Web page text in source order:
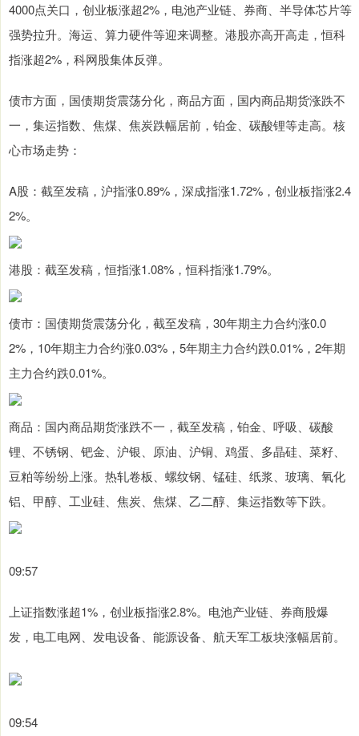
4000点关口，创业板涨超2%，电池产业链、券商、半导体芯片等
强势拉升。海运、算力硬件等迎来调整。港股亦高开高走，恒科
指涨超2%，科网股集体反弹。
债市方面，国债期货震荡分化，商品方面，国内商品期货涨跌不
一，集运指数、焦煤、焦炭跌幅居前，铂金、碳酸锂等走高。核
心市场走势：
A股：截至发稿，沪指涨0.89%，深成指涨1.72%，创业板指涨2.4
2%。
港股：截至发稿，恒指涨1.08%，恒科指涨1.79%。
债市：国债期货震荡分化，截至发稿，30年期主力合约涨0.0
2%，10年期主力合约涨0.03%，5年期主力合约跌0.01%，2年期
主力合约跌0.01%。
商品：国内商品期货涨跌不一，截至发稿，铂金、呼吸、碳酸
锂、不锈钢、钯金、沪银、原油、沪铜、鸡蛋、多晶硅、菜籽、
豆粕等纷纷上涨。热轧卷板、螺纹钢、锰硅、纸浆、玻璃、氧化
铝、甲醇、工业硅、焦炭、焦煤、乙二醇、集运指数等下跌。
09:57
上证指数涨超1%，创业板指涨2.8%。电池产业链、券商股爆
发，电工电网、发电设备、能源设备、航天军工板块涨幅居前。
09:54